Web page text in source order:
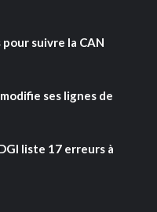
suivre la CAN
ses lignes de
liste 17 erreurs à